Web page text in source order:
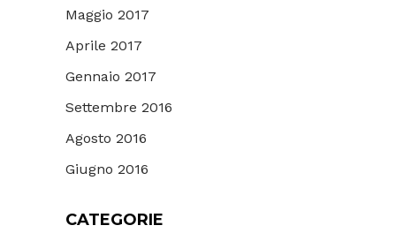
Maggio 2017
Aprile 2017
Gennaio 2017
Settembre 2016
Agosto 2016
Giugno 2016
CATEGORIE